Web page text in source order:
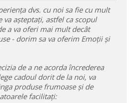
dvs. cu noi sa fie cu mult
va așteptați, astfel ca scopul
a va oferi mai mult decât
- dorim sa va oferim Emoții și
de a ne acorda încrederea
cadoul dorit de la noi, va
produse frumoase și de
facilitați: